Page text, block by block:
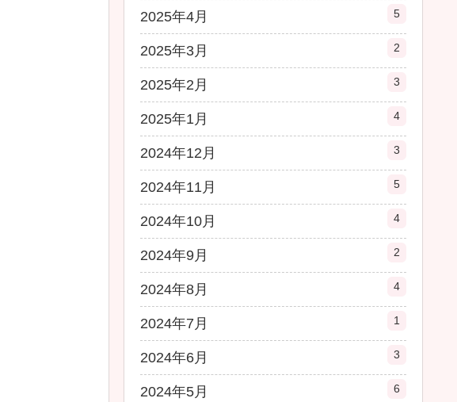
2025年4月 5
2025年3月 2
2025年2月 3
2025年1月 4
2024年12月 3
2024年11月 5
2024年10月 4
2024年9月 2
2024年8月 4
2024年7月 1
2024年6月 3
2024年5月 6